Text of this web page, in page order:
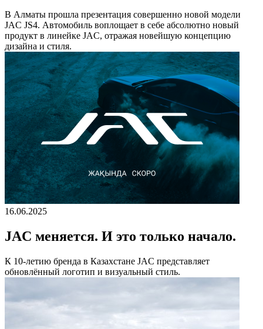
В Алматы прошла презентация совершенно новой модели
JAC JS4. Автомобиль воплощает в себе абсолютно новый
продукт в линейке JAC, отражая новейшую концепцию
дизайна и стиля.
16.06.2025
JAC меняется. И это только начало.
К 10-летию бренда в Казахстане JAC представляет
обновлённый логотип и визуальный стиль.